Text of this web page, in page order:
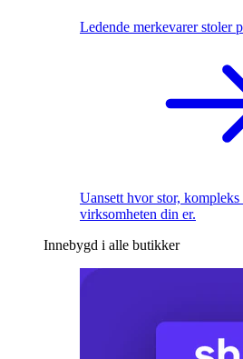
Ledende merkevarer stoler
Uansett hvor stor,
virksomheten din er.
Innebygd i alle butikker